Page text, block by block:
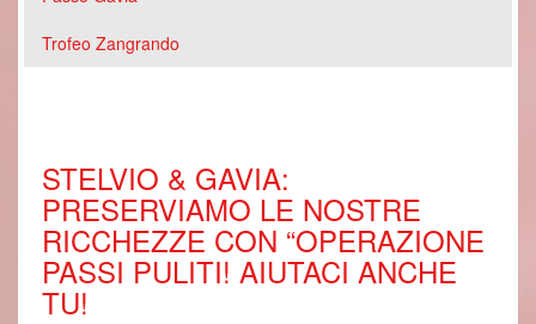
Trofeo Zangrando
STELVIO & GAVIA:
PRESERVIAMO LE NOSTRE
RICCHEZZE CON “OPERAZIONE
PASSI PULITI! AIUTACI ANCHE
TU!